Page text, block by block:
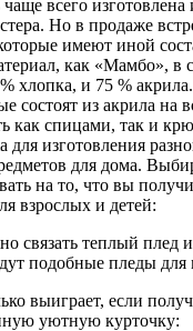
всего изготовлена
Но в продаже
имеют иной
как «Мамбо», в
хлопка, и 75 %
состоят из акрила на
как спицами, так и
для изготовления
для дома.
на то, что вы
взрослых и детей:
связать теплый плед
подобные пледы для
выиграет, если
уютную курточку: